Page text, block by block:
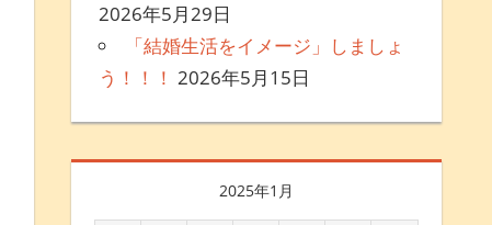
2026年5月29日
「結婚生活をイメージ」しましょ
う！！！ 2026年5月15日
2025年1月